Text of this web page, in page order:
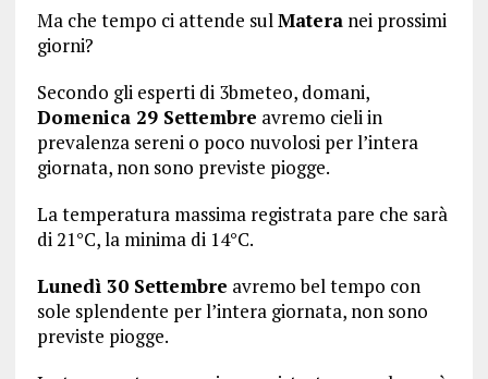
Ma che tempo ci attende sulMateranei prossimi
giorni?
Secondo gli esperti di 3bmeteo, domani,
Domenica 29 Settembre avremo cieli in
prevalenza sereni o poco nuvolosi per l’intera
giornata, non sono previste piogge.
La temperatura massima registrata pare che sarà
di 21°C, la minima di 14°C.
Lunedì 30 Settembre avremo bel tempo con
sole splendente per l’intera giornata, non sono
previste piogge.